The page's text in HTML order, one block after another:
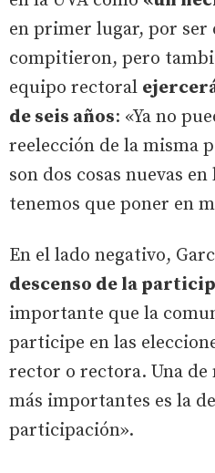
en primer lugar, por ser
compitieron, pero
equipo rectoral
de seis años: «Ya no
reelección de la misma
son dos cosas nuevas
tenemos que poner en
En el lado negativo,
descenso de la
importante que la
participe en las
rector o rectora. Una de
más importantes es la
participación».